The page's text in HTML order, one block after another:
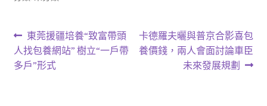
文
章
上
一
篇
東莞援疆培養“致富帶頭
人找包養網站” 樹立“一戶帶
多戶”形式
下
一
卡德羅夫曬與普京合影喜包
養價錢，兩人會面討論車臣
未來發展規劃